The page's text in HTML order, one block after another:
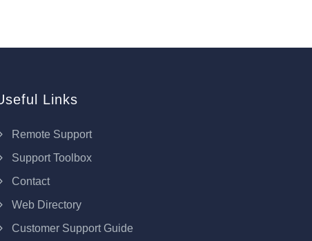
Links
Remote Support
Support Toolbox
Contact
Web Directory
Customer Support Guide